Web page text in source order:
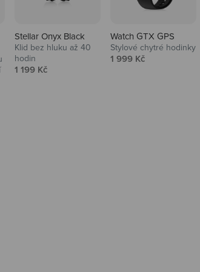
Stellar Onyx Black
Klid bez hluku až 40
hodin
Prodejní cena
1 199 Kč
Watch GTX GPS
Stylové chytré hodinky
Prodejní cena
1 999 Kč